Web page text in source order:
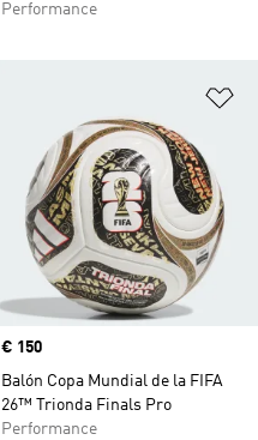
Performance
Precio
€ 150
Balón Copa Mundial de la FIFA
26™ Trionda Finals Pro
Performance